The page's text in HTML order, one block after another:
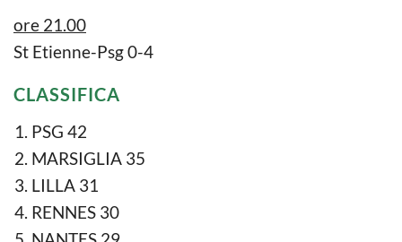
ore 21.00
St Etienne-Psg 0-4
CLASSIFICA
PSG 42
MARSIGLIA 35
LILLA 31
RENNES 30